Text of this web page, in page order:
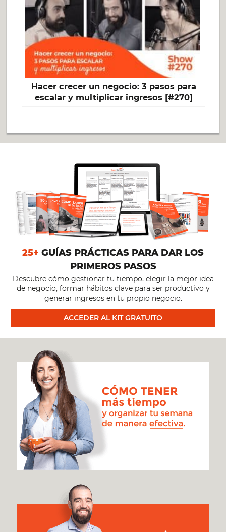
Hacer crecer un negocio: 3 pasos para
escalar y multiplicar ingresos [#270]
25+ GUÍAS PRÁCTICAS PARA DAR LOS
PRIMEROS PASOS
Descubre cómo gestionar tu tiempo, elegir la mejor idea
de negocio, formar hábitos clave para ser productivo y
generar ingresos en tu propio negocio.
ACCEDER AL KIT GRATUITO